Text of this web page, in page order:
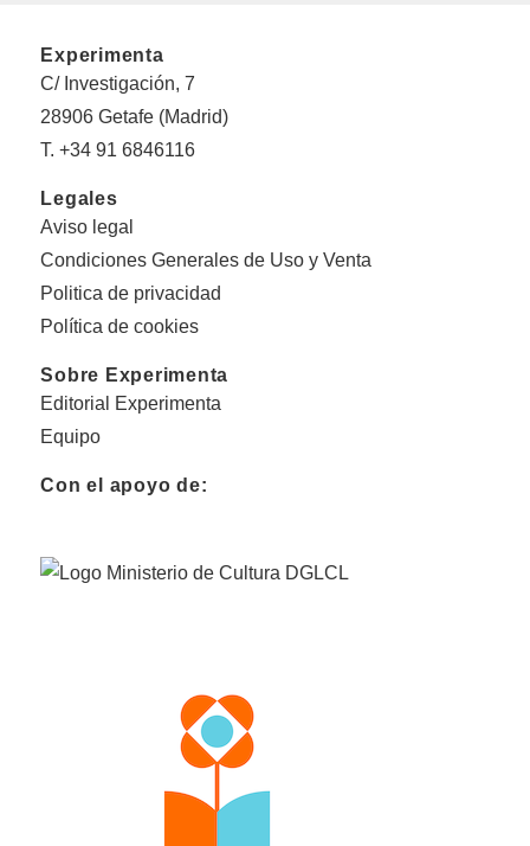
Experimenta
C/ Investigación, 7
28906 Getafe (Madrid)
T. +34 91 6846116
Legales
Aviso legal
Condiciones Generales de Uso y Venta
Politica de privacidad
Política de cookies
Sobre Experimenta
Editorial Experimenta
Equipo
Con el apoyo de: